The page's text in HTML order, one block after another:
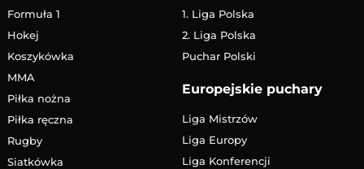
Formuła 1
Hokej
Koszykówka
MMA
Piłka nożna
Piłka ręczna
Rugby
Siatkówka
1. Liga Polska
2. Liga Polska
Puchar Polski
Europejskie puchary
Liga Mistrzów
Liga Europy
Liga Konferencji